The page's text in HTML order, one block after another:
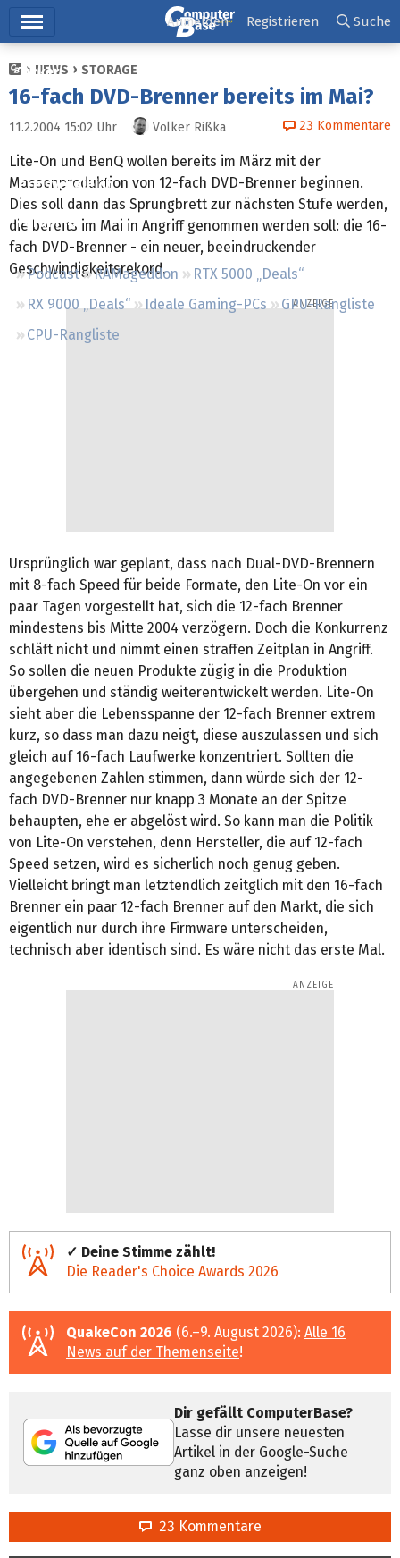
Ticker
Tests
Preisvergleich
Forum
Podcast RAMageddon
RTX 5000 „Deals“
RX 9000 „Deals“
Ideale Gaming-PCs
GPU-Rangliste
CPU-Rangliste
Anmelden Registrieren Suche
NEWS STORAGE
16-fach DVD-Brenner bereits im Mai?
11.2.2004 15:02 Uhr Volker Rißka 23 Kommentare
Lite-On und BenQ wollen bereits im März mit der
Massenproduktion von 12-fach DVD-Brenner beginnen.
Dies soll dann das Sprungbrett zur nächsten Stufe werden,
die bereits im Mai in Angriff genommen werden soll: die 16-
fach DVD-Brenner - ein neuer, beeindruckender
Geschwindigkeitsrekord.
Ursprünglich war geplant, dass nach Dual-DVD-Brennern
mit 8-fach Speed für beide Formate, den Lite-On vor ein
paar Tagen vorgestellt hat, sich die 12-fach Brenner
mindestens bis Mitte 2004 verzögern. Doch die Konkurrenz
schläft nicht und nimmt einen straffen Zeitplan in Angriff.
So sollen die neuen Produkte zügig in die Produktion
übergehen und ständig weiterentwickelt werden. Lite-On
sieht aber die Lebensspanne der 12-fach Brenner extrem
kurz, so dass man dazu neigt, diese auszulassen und sich
gleich auf 16-fach Laufwerke konzentriert. Sollten die
angegebenen Zahlen stimmen, dann würde sich der 12-
fach DVD-Brenner nur knapp 3 Monate an der Spitze
behaupten, ehe er abgelöst wird. So kann man die Politik
von Lite-On verstehen, denn Hersteller, die auf 12-fach
Speed setzen, wird es sicherlich noch genug geben.
Vielleicht bringt man letztendlich zeitglich mit den 16-fach
Brenner ein paar 12-fach Brenner auf den Markt, die sich
eigentlich nur durch ihre Firmware unterscheiden,
technisch aber identisch sind. Es wäre nicht das erste Mal.
✓ Deine Stimme zählt!
Die Reader's Choice Awards 2026
QuakeCon 2026 (6.–9. August 2026): Alle 16
News auf der Themenseite!
Dir gefällt ComputerBase?
Lasse dir unsere neuesten
Artikel in der Google-Suche
ganz oben anzeigen!
23 Kommentare